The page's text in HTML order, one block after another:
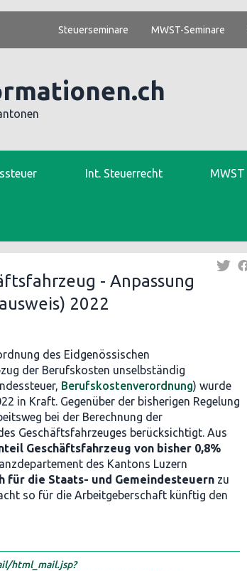
Steuerseminare MWST-Seminare
Int. Steuerrecht MWST
- Anpassung
2022
des Eidgenössischen
der Berufskosten unselbständig
Berufskostenverordnung) wurde
in Kraft. Gegenüber der bisherigen Regelung
bei der Berechnung der
Geschäftsfahrzeuges berücksichtigt. Aus
Geschäftsfahrzeug von bisher 0,8%
des Kantons Luzern
für die Staats- und Gemeindesteuern zu
so für die Arbeitgeberschaft künftig den
html_mail.jsp?